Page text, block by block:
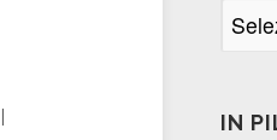
IN